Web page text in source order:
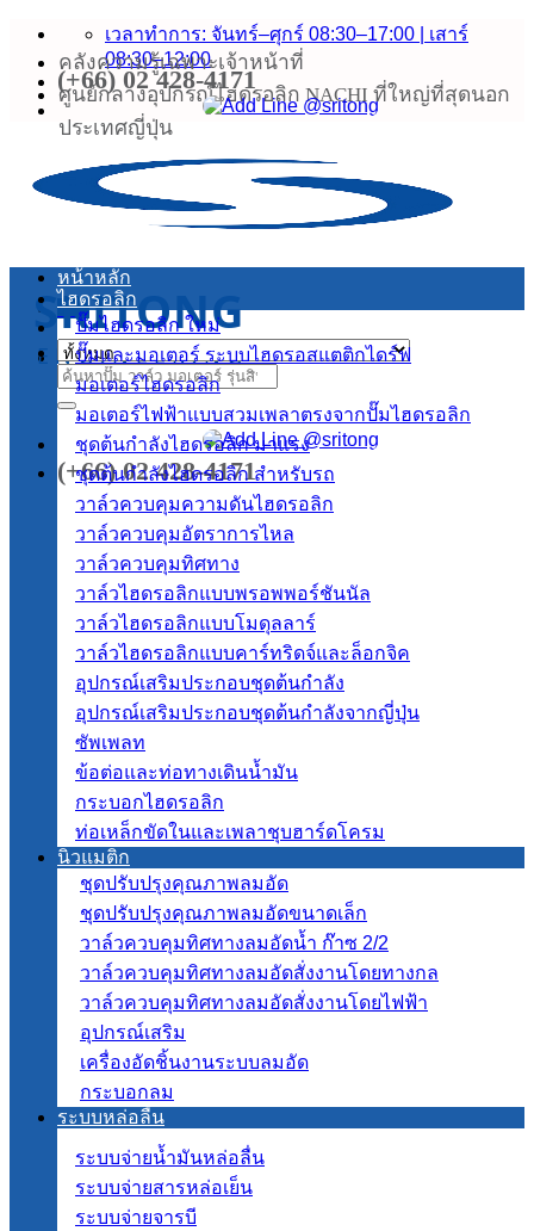
ข้าม
เนื้อหา
เวลาทำการ: จันทร์–ศุกร์ 08:30–17:00 | เสาร์
08:30–12:00
ศูนย์กลางอุปกรณ์ไฮดรอลิก NACHI ที่ใหญ่ที่สุดนอก
ประเทศญี่ปุ่น
คลังความรู้เฉพาะเจ้าหน้าที่
(+66) 02 428-4171
เมนู
ENGINEERING
SRITONG
ค้นหา:
(+66) 02 428-4171
หน้าหลัก
ไฮดรอลิก
ปั๊มไฮดรอลิก
ปั๊มและมอเตอร์ ระบบไฮดรอสแตติกไดร์ฟ
มอเตอร์ไฮดรอลิก
มอเตอร์ไฟฟ้าแบบสวมเพลาตรงจากปั๊มไฮดรอลิก
ชุดต้นกำลังไฮดรอลิก
ชุดต้นกำลังไฮดรอลิก สำหรับรถ
วาล์วควบคุมความดันไฮดรอลิก
วาล์วควบคุมอัตราการไหล
วาล์วควบคุมทิศทาง
วาล์วไฮดรอลิกแบบพรอพพอร์ชันนัล
วาล์วไฮดรอลิกแบบโมดุลลาร์
วาล์วไฮดรอลิกแบบคาร์ทริดจ์และล็อกจิค
อุปกรณ์เสริมประกอบชุดต้นกำลัง
อุปกรณ์เสริมประกอบชุดต้นกำลังจากญี่ปุ่น
ซัพเพลท
ข้อต่อและท่อทางเดินน้ำมัน
กระบอกไฮดรอลิก
ท่อเหล็กขัดในและเพลาชุบฮาร์ดโครม
นิวแมติก
ชุดปรับปรุงคุณภาพลมอัด
ชุดปรับปรุงคุณภาพลมอัดขนาดเล็ก
วาล์วควบคุมทิศทางลมอัดน้ำ ก๊าซ 2/2
วาล์วควบคุมทิศทางลมอัดสั่งงานโดยทางกล
วาล์วควบคุมทิศทางลมอัดสั่งงานโดยไฟฟ้า
อุปกรณ์เสริม
เครื่องอัดชิ้นงานระบบลมอัด
กระบอกลม
ระบบหล่อลื่น
ระบบจ่ายน้ำมันหล่อลื่น
ระบบจ่ายสารหล่อเย็น
ระบบจ่ายจารบี